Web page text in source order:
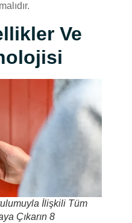
Ve
İlişkili Tüm
Çıkarın 8